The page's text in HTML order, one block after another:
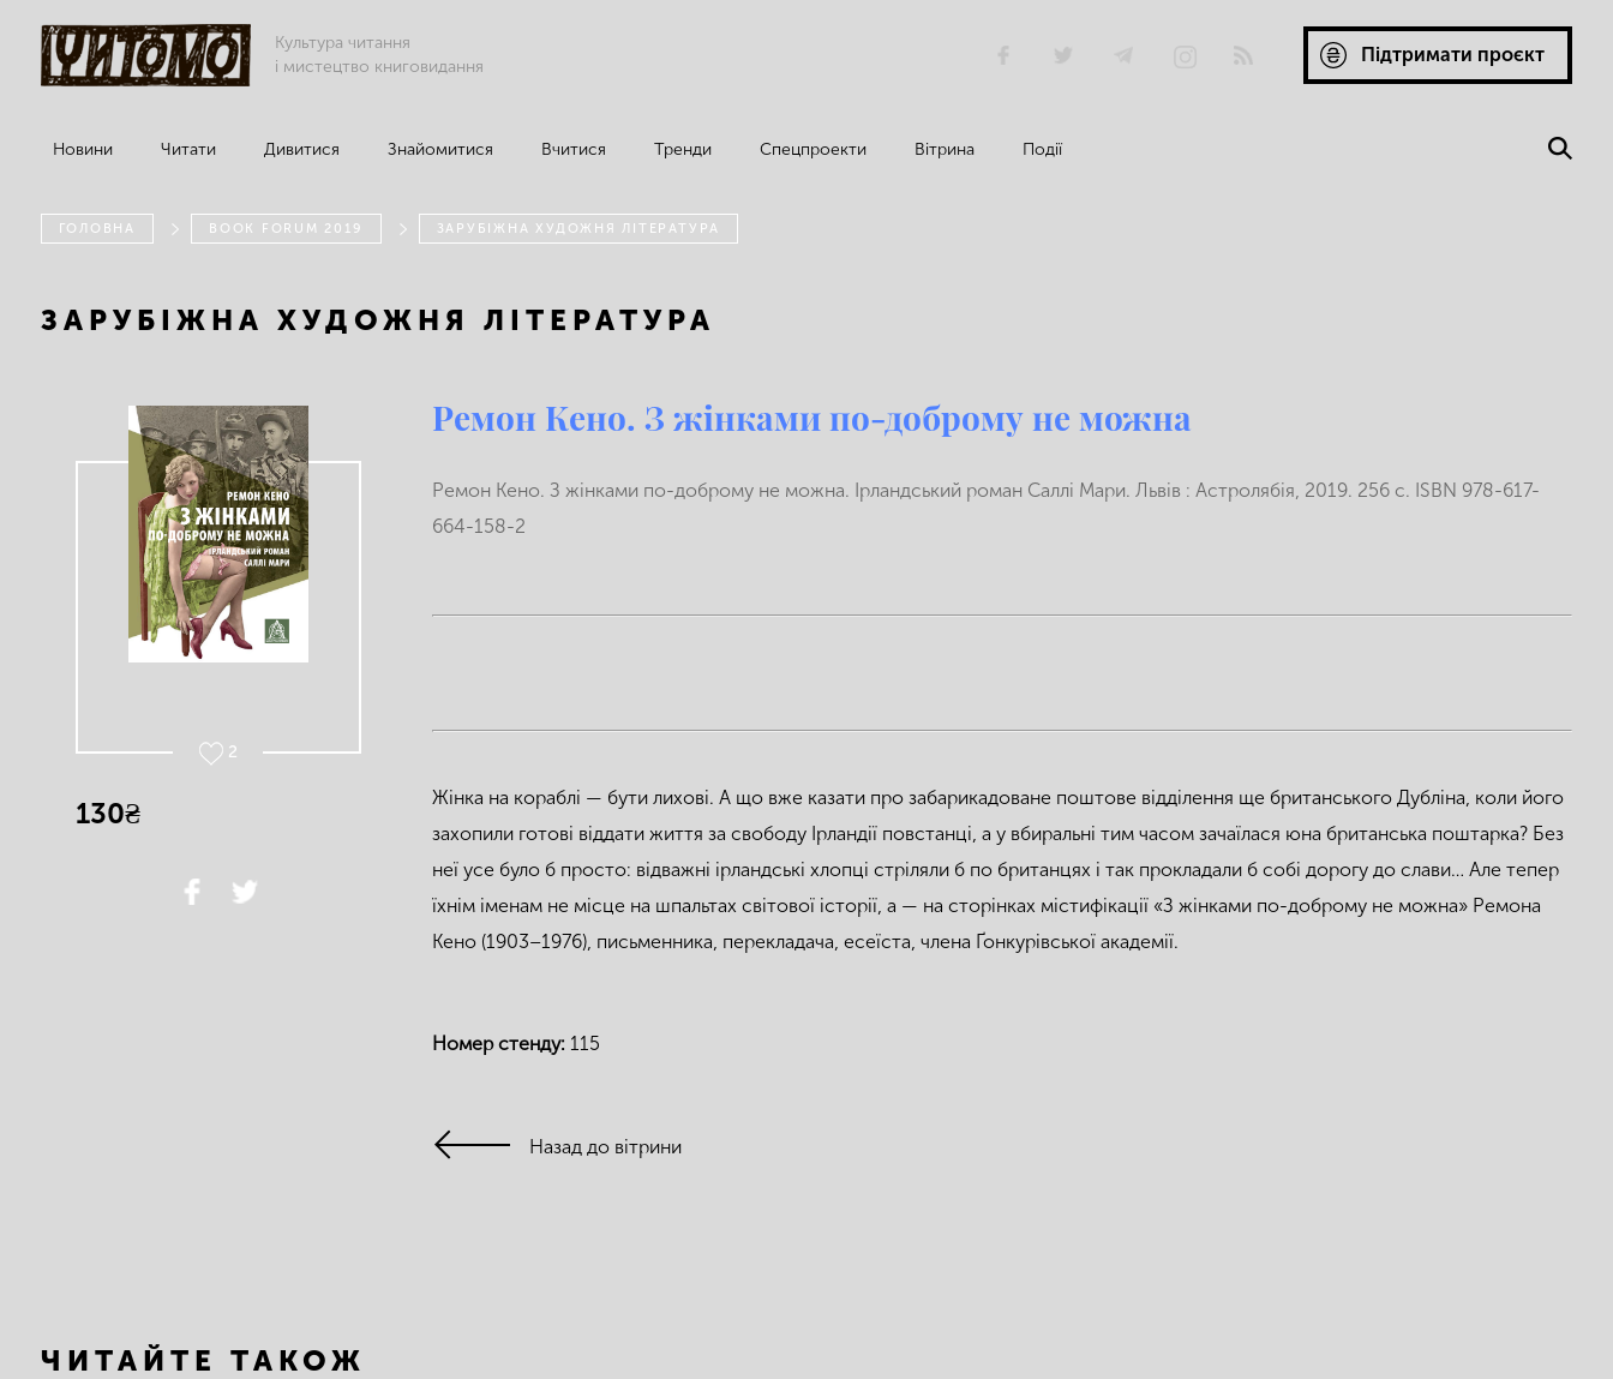
Культура читання
і мистецтво книговидання
Підтримати проєкт
Новини Читати Дивитися Знайомитися Вчитися Тренди Спецпроекти Вітрина Події
ГОЛОВНА BOOK FORUM 2019 ЗАРУБІЖНА ХУДОЖНЯ ЛІТЕРАТУРА
ЗАРУБІЖНА ХУДОЖНЯ ЛІТЕРАТУРА
2
130₴
Ремон Кено. З жінками по-доброму не можна
Ремон Кено. З жінками по-доброму не можна. Ірландський роман Саллі Мари. Львів : Астролябія, 2019. 256 с. ISBN 978-617-
664-158-2
Жінка на кораблі — бути лихові. А що вже казати про забарикадоване поштове відділення ще британського Дубліна, коли його
захопили готові віддати життя за свободу Ірландії повстанці, а у вбиральні тим часом зачаїлася юна британська поштарка? Без
неї усе було б просто: відважні ірландські хлопці стріляли б по британцях і так прокладали б собі дорогу до слави… Але тепер
їхнім іменам не місце на шпальтах світової історії, а — на сторінках містифікації «З жінками по-доброму не можна» Ремона
Кено (1903–1976), письменника, перекладача, есеїста, члена Ґонкурівської академії.
Номер стенду: 115
Назад до вітрини
ЧИТАЙТЕ ТАКОЖ